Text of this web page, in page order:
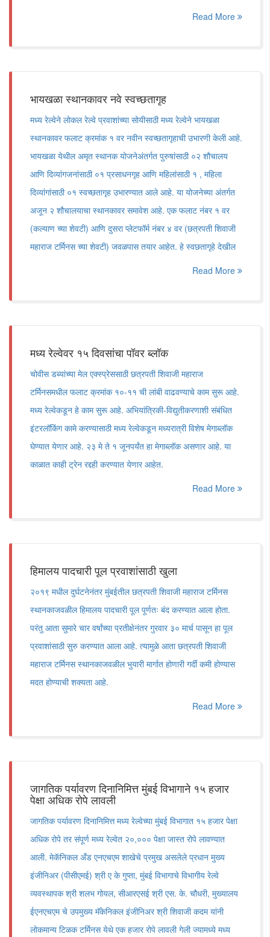
Read More
भायखळा स्थानकावर नवे स्वच्छतागृह
मध्य रेल्वेने लोकल रेल्वे प्रवाशांच्या सोयीसाठी मध्य रेल्वेने भायखळा
स्थानकावर फलाट क्रमांक १ वर नवीन स्वच्छतागृहाची उभारणी केली आहे.
भायखळा येथील अमृत स्थानक योजनेअंतर्गत पुरुषांसाठी ०२ शौचालय
आणि दिव्यांगजनांसाठी ०१ प्रसाधनगृह आणि महिलांसाठी १ , महिला
दिव्यांगांसाठी ०१ स्वच्छतागृह उभारण्यात आले आहे. या योजनेच्या अंतर्गत
अजून २ शौचालयाचा स्थानकावर समावेश आहे. एक फलाट नंबर १ वर
(कल्याण च्या शेवटी) आणि दुसरा प्लेटफॉर्म नंबर ४ वर (छत्रपती शिवाजी
महाराज टर्मिनस च्या शेवटी) जवळपास तयार आहेत. हे स्वछतागृहे देखील
Read More
मध्य रेल्वेवर १५ दिवसांचा पॉवर ब्लॉक
चोवीस डब्यांच्या मेल एक्स्प्रेससाठी छत्रपती शिवाजी महाराज
टर्मिनसमधील फलाट क्रमांक १०-११ ची लांबी वाढवण्याचे काम सुरू आहे.
मध्य रेल्वेकडून हे काम सुरू आहे. अभियांत्रिकी-विद्युतीकरणाशी संबंधित
इंटरलॉकिंग कामे करण्यासाठी मध्य रेल्वेकडून मध्यरात्री विशेष मेगाब्लॉक
घेण्यात येणार आहे. २३ मे ते १ जूनपर्यंत हा मेगाब्लॉक असणार आहे. या
काळात काही ट्रेन रद्दही करण्यात येणार आहेत.
Read More
हिमालय पादचारी पूल प्रवाशांसाठी खुला
२०१९ मधील दुर्घटनेनंतर मुंबईतील छत्रपती शिवाजी महाराज टर्मिनस
स्थानकाजवळील हिमालय पादचारी पूल पूर्णतः बंद करण्यात आला होता.
परंतु आता सुमारे चार वर्षांच्या प्रतीक्षेनंतर गुरवार ३० मार्च पासून हा पूल
प्रवाशांसाठी सुरु करण्यात आला आहे. त्यामुळे आता छत्रपती शिवाजी
महाराज टर्मिनस स्थानकाजवळील भुयारी मार्गात होणारी गर्दी कमी होण्यास
मदत होण्याची शक्यता आहे.
Read More
जागतिक पर्यावरण दिनानिमित्त मुंबई विभागाने १५ हजार
पेक्षा अधिक रोपे लावली
जागतिक पर्यावरण दिनानिमित्त मध्य रेल्वेच्या मुंबई विभागात १५ हजार पेक्षा
अधिक रोपे तर संपूर्ण मध्य रेल्वेत २०,००० पेक्षा जास्त रोपे लावण्यात
आली. मेकॅनिकल अँड एनएचएम शाखेचे प्रमुख असलेले प्रधान मुख्य
इंजीनिअर (पीसीएमई) श्री ए के गुप्ता, मुंबई विभागाचे विभागीय रेल्वे
व्यवस्थापक श्री शलभ गोयल, सीआरएसई श्री एस. के. चौधरी, मुख्यालय
ईएनएचएम चे उपमुख्य मॅकेनिकल इंजीनिअर श्री शिवाजी कदम यांनी
लोकमान्य टिळक टर्मिनस येथे एक हजार रोपे लावली गेली ज्यामध्ये मध्य